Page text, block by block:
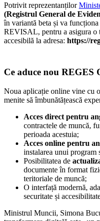
Potrivit reprezentanților
(Registrul General de
în variantă beta și va
REVISAL, pentru a asigura o
accesibilă la adresa: https://
Ce aduce nou REGES
Noua aplicație online vine cu
menite să îmbunătățească
Acces direct pentru
contractele de muncă,
perioada acestuia;
Acces online pentru
instalarea unui
Posibilitatea de
documente în format
teritoriale de muncă;
O interfață modernă,
securitate și
Ministrul Muncii, Simona